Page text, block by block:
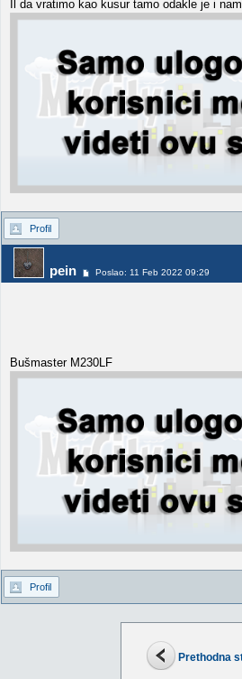
Prethodna
Il da vratimo kao kusur tamo odakle je i
Profil
pein Poslao: 11 Feb 2022 09:29
Bušmaster M230LF
Profil